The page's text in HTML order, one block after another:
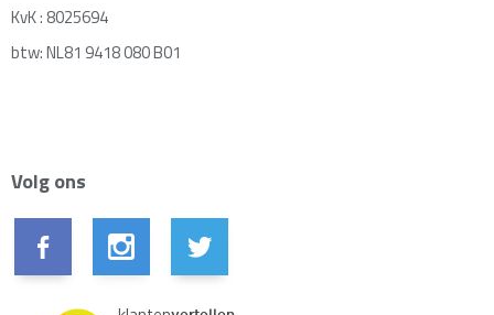
KvK : 8025694
btw: NL81 9418 080 B01
Volg ons